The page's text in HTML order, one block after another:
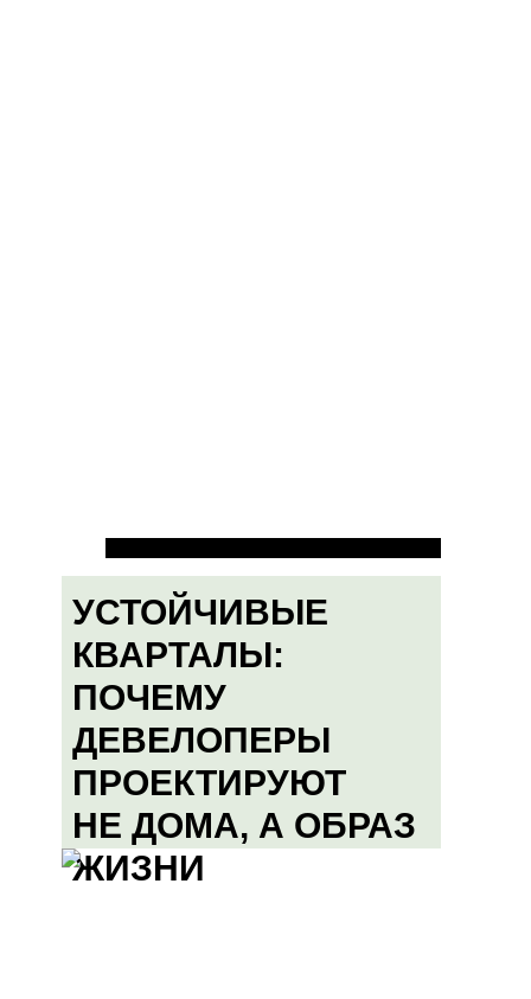
УСТОЙЧИВЫЕ
КВАРТАЛЫ:
ПОЧЕМУ
ДЕВЕЛОПЕРЫ
ПРОЕКТИРУЮТ
НЕ ДОМА, А ОБРАЗ
ЖИЗНИ